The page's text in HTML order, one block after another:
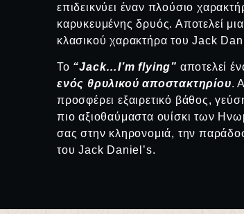
επιδεικνύει έναν πλούσιο
καρυκευμένης δρυός. Αποτελεί
κλασικού χαρακτήρα του Jack
Το “Jack…I’m flying” αποτελεί
ενός θρυλικού αποστακτηρίου.
προσφέρει εξαιρετικό βάθος,
πιο αξιοθαύμαστα ουίσκι των
σας στην κληρονομιά, την
του Jack Daniel’s.